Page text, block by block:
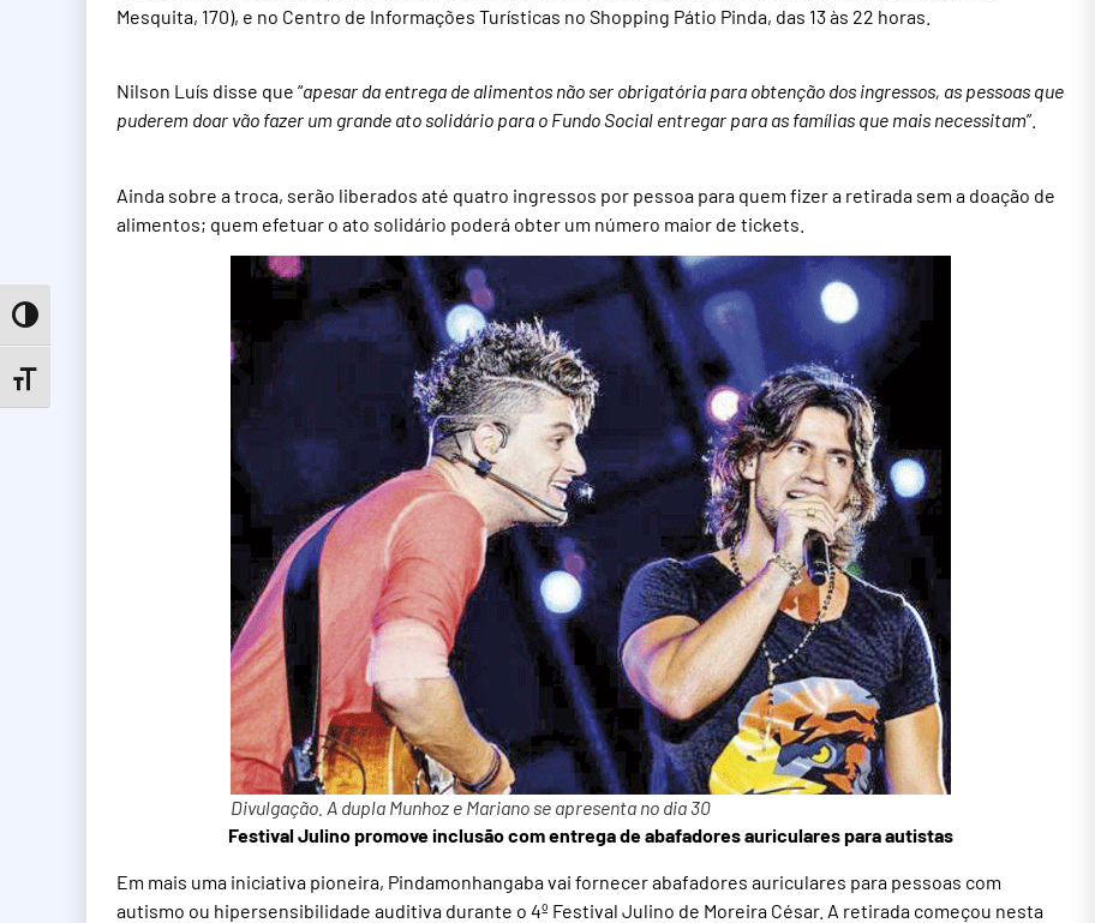
Toggle High Contrast
Toggle Font size
Mesquita, 170), e no Centro de Informações Turísticas no Shopping Pátio Pinda, das 13 às 22 horas.
Nilson Luís disse que “apesar da entrega de alimentos não ser obrigatória para obtenção dos ingressos, as pessoas que
puderem doar vão fazer um grande ato solidário para o Fundo Social entregar para as famílias que mais necessitam”.
Ainda sobre a troca, serão liberados até quatro ingressos por pessoa para quem fizer a retirada sem a doação de
alimentos; quem efetuar o ato solidário poderá obter um número maior de tickets.
Divulgação. A dupla Munhoz e Mariano se apresenta no dia 30
Festival Julino promove inclusão com entrega de abafadores auriculares para autistas
Em mais uma iniciativa pioneira, Pindamonhangaba vai fornecer abafadores auriculares para pessoas com
autismo ou hipersensibilidade auditiva durante o 4º Festival Julino de Moreira César. A retirada começou nesta